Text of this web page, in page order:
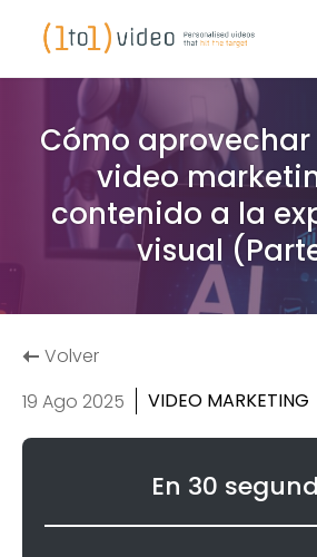
Cómo aprovechar
video
contenido a la
visual
Volver
19 Ago 2025
VIDEO MARKETING
En 30